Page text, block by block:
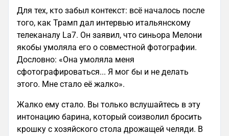
Для тех, кто забыл контекст: всё началось после
того, как Трамп дал интервью итальянскому
телеканалу La7. Он заявил, что синьора Мелони
якобы умоляла его о совместной фотографии.
Дословно: «Она умоляла меня
сфотографироваться... Я мог бы и не делать
этого. Мне стало её жалко».
Жалко ему стало. Вы только вслушайтесь в эту
интонацию барина, который соизволил бросить
крошку с хозяйского стола дрожащей челяди. В